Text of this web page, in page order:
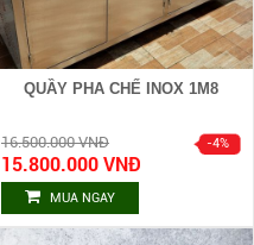
QUẦY PHA CHẾ INOX 1M8
16.500.000 VNĐ
15.800.000 VNĐ
MUA NGAY